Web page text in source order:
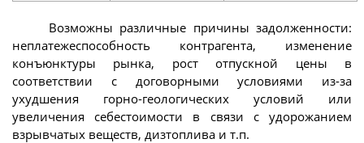
Возможны различные причины задолженности:
неплатежеспособность контрагента, изменение
конъюнктуры рынка, рост отпускной цены в
соответствии с договорными условиями из-за
ухудшения горно-геологических условий или
увеличения себестоимости в связи с удорожанием
взрывчатых веществ, дизтоплива и т.п.